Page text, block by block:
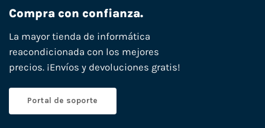
Compra con confianza.
La mayor tienda de informática
reacondicionada con los mejores
precios. ¡Envíos y devoluciones gratis!
Portal de soporte